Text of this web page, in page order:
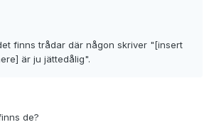
finns trådar där någon skriver "[insert
är ju jättedålig".
de?